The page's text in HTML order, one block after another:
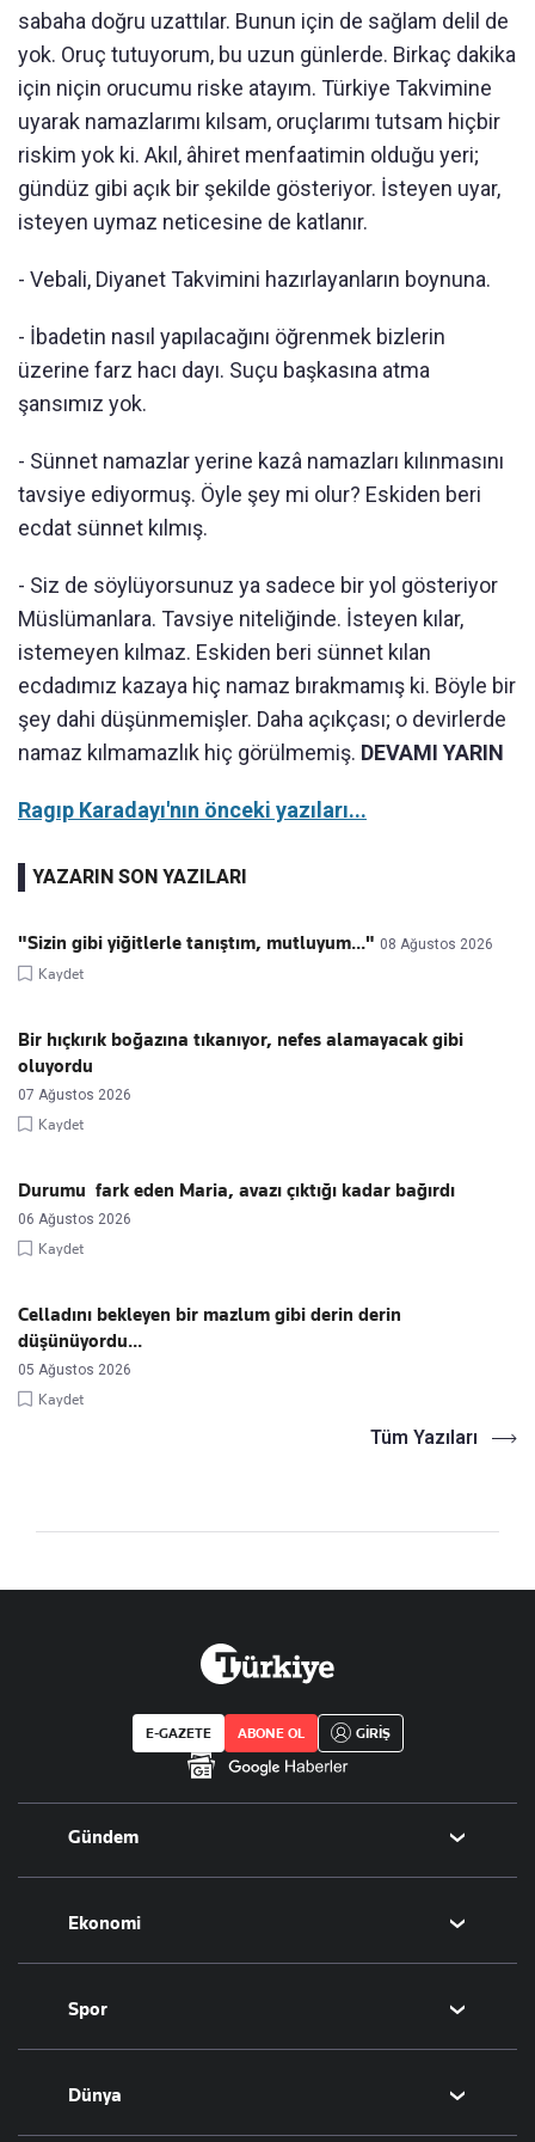
sabaha doğru uzattılar. Bunun için de sağlam delil de
yok. Oruç tutuyorum, bu uzun günlerde. Birkaç dakika
için niçin orucumu riske atayım. Türkiye Takvimine
uyarak namazlarımı kılsam, oruçlarımı tutsam hiçbir
riskim yok ki. Akıl, âhiret menfaatimin olduğu yeri;
gündüz gibi açık bir şekilde gösteriyor. İsteyen uyar,
isteyen uymaz neticesine de katlanır.
- Vebali, Diyanet Takvimini hazırlayanların boynuna.
- İbadetin nasıl yapılacağını öğrenmek bizlerin
üzerine farz hacı dayı. Suçu başkasına atma
şansımız yok.
- Sünnet namazlar yerine kazâ namazları kılınmasını
tavsiye ediyormuş. Öyle şey mi olur? Eskiden beri
ecdat sünnet kılmış.
- Siz de söylüyorsunuz ya sadece bir yol gösteriyor
Müslümanlara. Tavsiye niteliğinde. İsteyen kılar,
istemeyen kılmaz. Eskiden beri sünnet kılan
ecdadımız kazaya hiç namaz bırakmamış ki. Böyle bir
şey dahi düşünmemişler. Daha açıkçası; o devirlerde
namaz kılmamazlık hiç görülmemiş. DEVAMI YARIN
Ragıp Karadayı'nın önceki yazıları...
YAZARIN SON YAZILARI
"Sizin gibi yiğitlerle tanıştım, mutluyum..." 08 Ağustos 2026
Kaydet
Bir hıçkırık boğazına tıkanıyor, nefes alamayacak gibi
oluyordu
07 Ağustos 2026
Kaydet
Durumu fark eden Maria, avazı çıktığı kadar bağırdı
06 Ağustos 2026
Kaydet
Celladını bekleyen bir mazlum gibi derin derin
düşünüyordu...
05 Ağustos 2026
Kaydet
Tüm Yazıları
E-GAZETE ABONE OL GİRİŞ
Gündem
Politika
Eğitim
Ekonomi
Borsa
Altın
Döviz
Hisse Senedi
Spor
Futbol
Puan Durumu
Dünya